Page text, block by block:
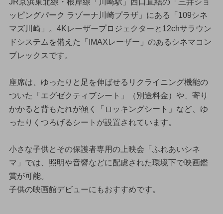
JR京浜東北線・根岸線「川崎駅」西口直結の「三井ショ
ッピングパーク ラゾーナ川崎プラザ」にある「109シネ
マズ川崎」。4Kレーザープロジェクターと12chサラウン
ドシステムを備えた「IMAXレーザー」のあるシネマコン
プレックスです。
座席は、ゆったりと足を伸ばせるリクライニング機能の
ついた「エグゼクティブシート」（別途料金）や、寄り
かかると背もたれが傾く「ロッキングシート」など、ゆ
ったりくつろげるシートが設置されています。
小さな子供とその保護者専用の上映会「ふれあいシネ
マ」では、照明や音響などに配慮された環境下で映画鑑
賞が可能。
子供の映画館デビューにもおすすめです。